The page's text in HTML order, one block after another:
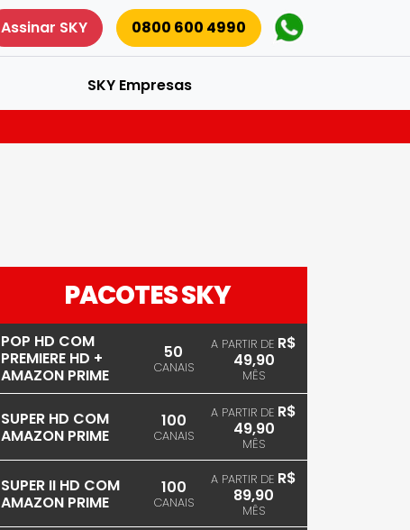
Assinar SKY 0800 600 4990
SKY Empresas
PACOTES SKY
POP HD COM
PREMIERE HD +
AMAZON PRIME
50
CANAIS
A PARTIR DE R$
49,90
MÊS
SUPER HD COM
AMAZON PRIME
100
CANAIS
A PARTIR DE R$
49,90
MÊS
SUPER II HD COM
AMAZON PRIME
100
CANAIS
A PARTIR DE R$
89,90
MÊS